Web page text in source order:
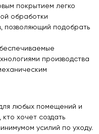
покрытием легко
обработки
позволяющий подобрать
производства
любых помещений и
хочет создать
усилий по уходу.